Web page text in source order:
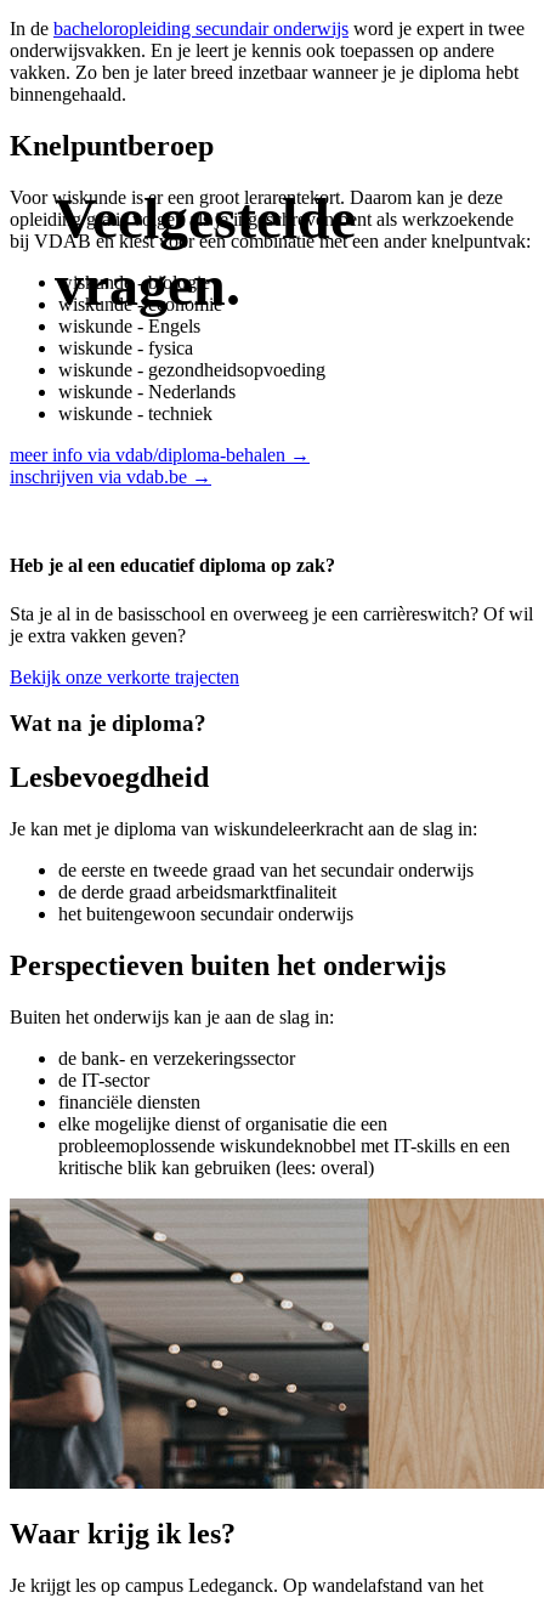
In de bacheloropleiding secundair onderwijs word je expert in twee
onderwijsvakken. En je leert je kennis ook toepassen op andere
vakken. Zo ben je later breed inzetbaar wanneer je je diploma hebt
binnengehaald.
Knelpuntberoep
Voor wiskunde is er een groot lerarentekort. Daarom kan je deze
opleiding gratis volgen als je ingeschreven bent als werkzoekende
bij VDAB en kiest voor een combinatie met een ander knelpuntvak:
wiskunde - biologie
wiskunde - economie
wiskunde - Engels
wiskunde - fysica
wiskunde - gezondheidsopvoeding
wiskunde - Nederlands
wiskunde - techniek
meer info via vdab/diploma-behalen →
inschrijven via vdab.be →
Heb je al een educatief diploma op zak?
Sta je al in de basisschool en overweeg je een carrièreswitch? Of wil
je extra vakken geven?
Bekijk onze verkorte trajecten
Wat na je diploma?
Lesbevoegdheid
Je kan met je diploma van wiskundeleerkracht aan de slag in:
de eerste en tweede graad van het secundair onderwijs
de derde graad arbeidsmarktfinaliteit
het buitengewoon secundair onderwijs
Perspectieven buiten het onderwijs
Buiten het onderwijs kan je aan de slag in:
de bank- en verzekeringssector
de IT-sector
financiële diensten
elke mogelijke dienst of organisatie die een
probleemoplossende wiskundeknobbel met IT-skills en een
kritische blik kan gebruiken (lees: overal)
Veelgestelde
vragen.
Waar krijg ik les?
Je krijgt les op campus Ledeganck. Op wandelafstand van het